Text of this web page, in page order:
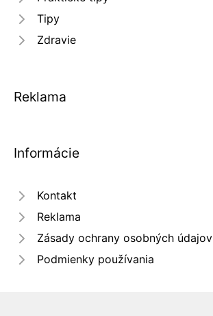
Tipy
Zdravie
Reklama
Informácie
Kontakt
Reklama
Zásady ochrany osobných údajov
Podmienky používania